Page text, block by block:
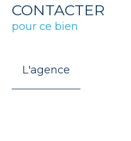
CONTACTER
pour ce bien
L'agence